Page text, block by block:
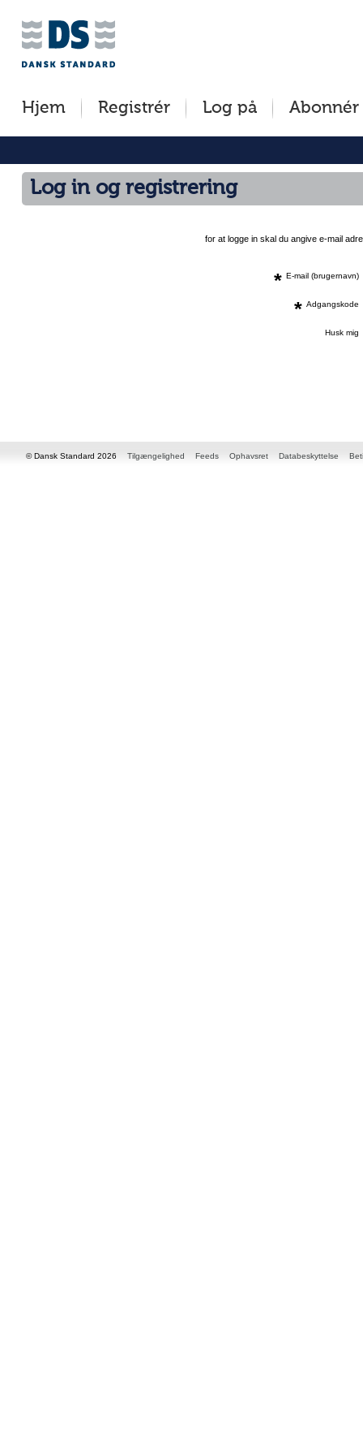
Jump
[s]Hjem Registrér Log på Abonnér
Log in og registrering
for at logge in skal du angive e-mail
* E-mail (brugernavn)
* Adgangskode
Husk mig
© Dansk Standard 2026 Tilgængelighed Feeds Ophavsret Databeskyttelse